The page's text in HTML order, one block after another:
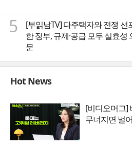
5
[부읽남TV] 다주택자와 전쟁 선
한 정부, 규제·공급 모두 실효성
문
Hot News
[비디오머그]
무너지면 벌